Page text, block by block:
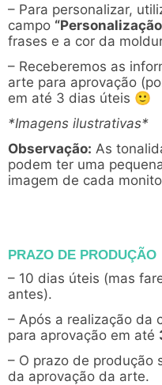
– Para personalizar,
campo
frases e a cor da
– Receberemos as
arte para aprovação
em até 3 dias úteis 🙂
*Imagens ilustrativas*
Observação: As
podem ter uma
imagem de cada
PRAZO DE PRODUÇÃO
– 10 dias úteis (mas
antes).
– Após a realização da
para aprovação em até
– O prazo de produção
da aprovação da arte.